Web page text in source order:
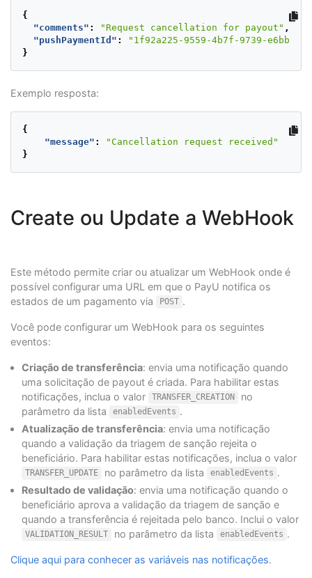
{
"comments" : "Request cancellation for payout" ,
"pushPaymentId" :
"1f92a225-9559-4b7f-9739-
}
Exemplo resposta:
{
"message" :
"Cancellation request received"
}
Create ou Update a WebHook
Este método permite criar ou atualizar um WebHook onde é
possível configurar uma URL em que o PayU notifica os
estados de um pagamento via
POST .
Você pode configurar um WebHook para os seguintes
eventos:
Criação de transferência: envia uma notificação quando
uma solicitação de payout é criada. Para habilitar estas
notificações, inclua o valor
TRANSFER_CREATION
no
parâmetro da lista
enabledEvents .
Atualização de transferência: envia uma notificação
quando a validação da triagem de sanção rejeita o
beneficiário. Para habilitar estas notificações, inclua o valor
TRANSFER_UPDATE no parâmetro da lista enabledEvents .
Resultado de validação: envia uma notificação quando o
beneficiário aprova a validação da triagem de sanção e
quando a transferência é rejeitada pelo banco. Inclui o valor
VALIDATION_RESULT no parâmetro da lista enabledEvents .
Clique aqui para conhecer as variáveis nas notificações.